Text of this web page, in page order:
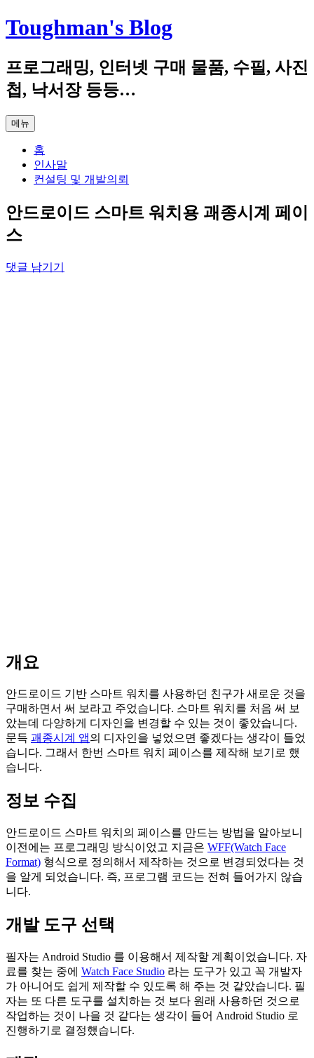
컨
텐
로
건
너
기
Toughman's Blog
프로그래밍, 인터넷 구매 물품, 수필, 사진
첩, 낙서장 등등…
메뉴
홈
인사말
컨설팅 및 개발의뢰
안드로이드 스마트 워치용 괘종시계 페이
스
댓글 남기기
개요
안드로이드 기반 스마트 워치를 사용하던 친구가 새로운 것을
구매하면서 써 보라고 주었습니다. 스마트 워치를 처음 써 보
았는데 다양하게 디자인을 변경할 수 있는 것이 좋았습니다.
문득 괘종시계 앱의 디자인을 넣었으면 좋겠다는 생각이 들었
습니다. 그래서 한번 스마트 워치 페이스를 제작해 보기로 했
습니다.
정보 수집
안드로이드 스마트 워치의 페이스를 만드는 방법을 알아보니
이전에는 프로그래밍 방식이었고 지금은 WFF(Watch Face
Format) 형식으로 정의해서 제작하는 것으로 변경되었다는 것
을 알게 되었습니다. 즉, 프로그램 코드는 전혀 들어가지 않습
니다.
개발 도구 선택
필자는 Android Studio 를 이용해서 제작할 계획이었습니다. 자
료를 찾는 중에 Watch Face Studio 라는 도구가 있고 꼭 개발자
가 아니어도 쉽게 제작할 수 있도록 해 주는 것 같았습니다. 필
자는 또 다른 도구를 설치하는 것 보다 원래 사용하던 것으로
작업하는 것이 나을 것 같다는 생각이 들어 Android Studio 로
진행하기로 결정했습니다.